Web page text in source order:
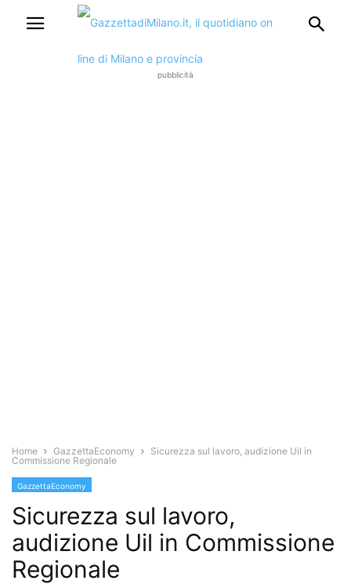
pubblicità
Home GazzettaEconomy
Sicurezza sul lavoro, audizione Uil in
Commissione Regionale
GazzettaEconomy
Sicurezza sul lavoro,
audizione Uil in Commissione
Regionale